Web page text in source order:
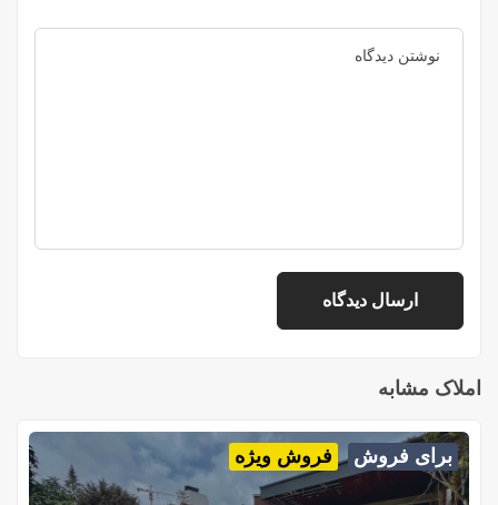
املاک مشابه
برای فروش فروش ویژه